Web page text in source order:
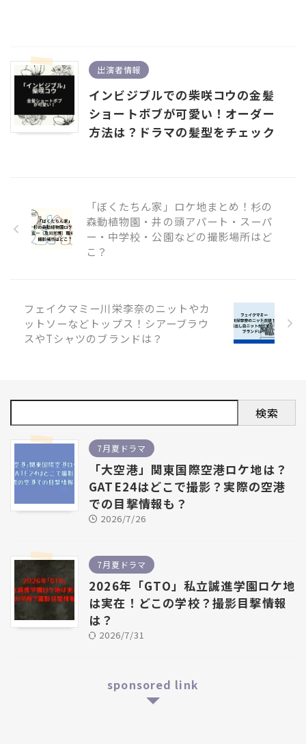
出演者情報
インビジブルでの柴咲コウの金髪
ショートボブが可愛い！オーダー
方法は？ドラマの髪型をチェック
「ぼくたちん家」ロケ地まとめ！杉の
森動植物園・井の頭アパート・スーパ
ー・中学校・公園などの撮影場所はど
こ？
フェイクマミー川栄李奈のニットやカ
ットソーなどトップス！シアーブラウ
スやTシャツのブランドは？
検索
7月夏ドラマ
「大空港」関東国際空港ロケ地は？
GATE24はどこで撮影？実際の空港
での目撃情報も？
2026/7/26
7月夏ドラマ
2026年「GTO」私立誠進学園ロケ地
は実在！どこの学校？撮影目撃情報
は？
2026/7/31
sponsored link